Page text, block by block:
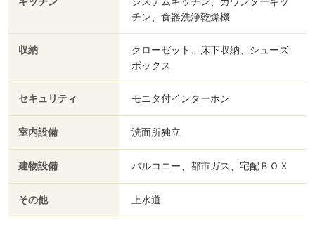
チン、食器洗浄乾燥機
収納
クローゼット、床下収納、シューズ
ボックス
セキュリティ モニタ付インターホン
室内設備 洗面所独立
建物設備 バルコニー、都市ガス、宅配ＢＯＸ
その他 上水道